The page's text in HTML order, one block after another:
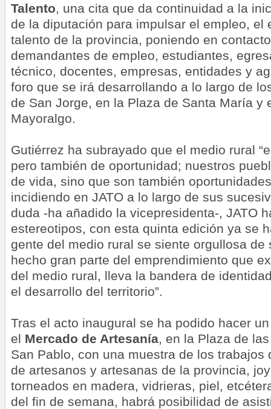
Talento , una cita que da continuidad a la
de la diputación para impulsar el empleo, el
talento de la provincia, poniendo en
demandantes de empleo, estudiantes,
técnico, docentes, empresas, entidades y
foro que se irá desarrollando a lo largo de
de San Jorge, en la Plaza de Santa María y
Mayoralgo.
Gutiérrez ha subrayado que el medio rural
pero también de oportunidad; nuestros
de vida, sino que son también
incidiendo en JATO a lo largo de sus
duda -ha añadido la vicepresidenta-, JATO
estereotipos, con esta quinta edición ya se
gente del medio rural se siente orgullosa de
hecho gran parte del emprendimiento que
del medio rural, lleva la bandera de
el desarrollo del territorio”.
Tras el acto inaugural se ha podido hacer
el Mercado de Artesanía , en la Plaza de
San Pablo, con una muestra de los trabajos
de artesanos y artesanas de la provincia,
torneados en madera, vidrieras, piel,
del fin de semana, habrá posibilidad de